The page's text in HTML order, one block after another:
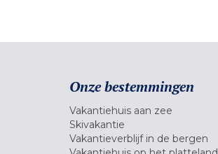
Onze bestemmingen
Vakantiehuis aan zee
Skivakantie
Vakantieverblijf in de bergen